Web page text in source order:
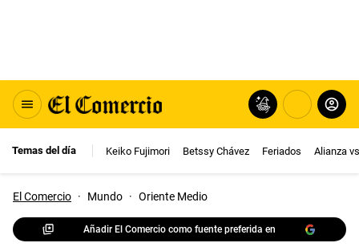
Temas del día Keiko Fujimori Betssy Chávez Feriados Alianza
El Comercio · Mundo · Oriente Medio
Añadir El Comercio como fuente preferida en